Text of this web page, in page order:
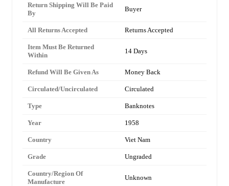
Return Shipping Will Be Paid
By
Buyer
All Returns Accepted Returns Accepted
Item Must Be Returned
Within
14 Days
Refund Will Be Given As Money Back
Circulated/Uncirculated Circulated
Type Banknotes
Year 1958
Country Viet Nam
Grade Ungraded
Country/Region Of
Manufacture
Unknown